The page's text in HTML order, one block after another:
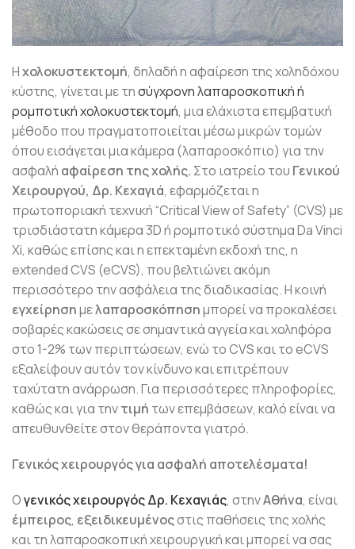
Ηχολοκυστεκτομή, δηλαδή η αφαίρεση της χοληδόχου
κύστης, γίνεται με τησύγχρονη λαπαροσκοπική ή
ρομποτική χολοκυστεκτομή, μια ελάχιστα επεμβατική
μέθοδο που πραγματοποιείται μέσω μικρών τομών
όπου εισάγεται μια κάμερα (λαπαροσκόπιο) για την
ασφαλή αφαίρεση της χολής. Στο ιατρείο του Γενικού
Χειρουργού, Δρ. Κεχαγιά, εφαρμόζεται η
πρωτοποριακή τεχνική “Critical View of Safety” (CVS) με
τρισδιάστατη κάμερα 3D ή ρομποτικό σύστημα Da Vinci
Xi, καθώς επίσης και η επεκταμένη εκδοχή της, η
extended CVS (eCVS), που βελτιώνει ακόμη
περισσότερο την ασφάλεια της διαδικασίας. Η κοινή
εγχείρησημελαπαροσκόπησημπορεί να προκαλέσει
σοβαρές κακώσεις σε σημαντικά αγγεία και χοληφόρα
στο 1-2% των περιπτώσεων, ενώ το CVS και το eCVS
εξαλείφουν αυτόν τον κίνδυνο και επιτρέπουν
ταχύτατη ανάρρωση. Για περισσότερες πληροφορίες,
καθώς και για τηντιμή των επεμβάσεων, καλό είναι να
απευθυνθείτε στον θεράποντα γιατρό.
Γενικός χειρουργός για ασφαλή αποτελέσματα!
Ογενικός χειρουργός Δρ. Κεχαγιάς, στηνΑθήνα, είναι
έμπειρος, εξειδικευμένοςστις παθήσεις της χολής
και τη λαπαροσκοπική χειρουργική και μπορεί να σας